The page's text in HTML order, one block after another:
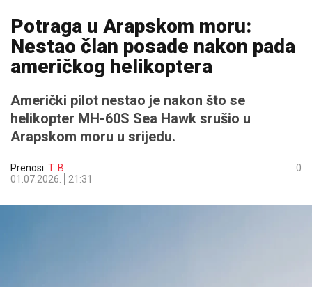
Potraga u Arapskom moru:
Nestao član posade nakon pada
američkog helikoptera
Američki pilot nestao je nakon što se
helikopter MH-60S Sea Hawk srušio u
Arapskom moru u srijedu.
Prenosi: T. B.
01.07.2026.
21:31
0